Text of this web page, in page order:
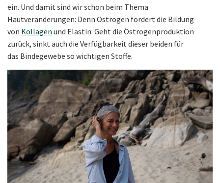
ein. Und damit sind wir schon beim Thema
Hautveränderungen: Denn Östrogen fördert die Bildung
von Kollagen und Elastin. Geht die Östrogenproduktion
zurück, sinkt auch die Verfügbarkeit dieser beiden für
das Bindegewebe so wichtigen Stoffe.